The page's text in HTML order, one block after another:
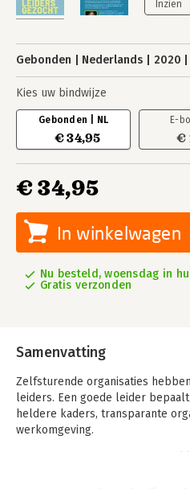
Gebonden Nederlands 2020
Kies uw bindwijze
Gebonden | NL
€ 34,95
E-
€
€ 34,95
In winkelwagen
Nu besteld, woensdag in
Gratis verzonden
Samenvatting
Zelfsturende organisaties
leiders. Een goede leider
heldere kaders, transparante
werkomgeving.